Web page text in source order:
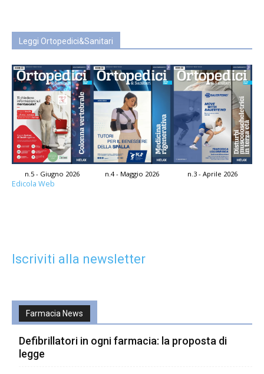
Leggi Ortopedici&Sanitari
n.5 - Giugno 2026 n.4 - Maggio 2026 n.3 - Aprile 2026
Edicola Web
Iscriviti alla newsletter
Farmacia News
Defibrillatori in ogni farmacia: la proposta di
legge